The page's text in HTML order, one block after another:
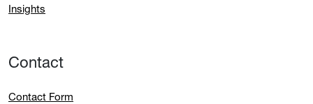
Insights
Contact
Contact Form